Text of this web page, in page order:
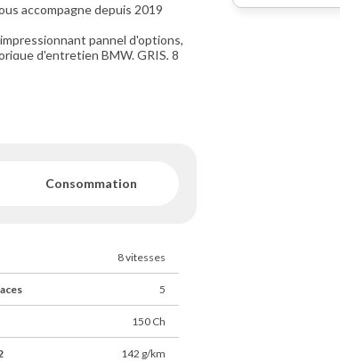
accompagne depuis 2019
pannel d'options,
d'entretien BMW. GRIS, 8
à nous contacter par
Consommation
8 vitesses
5
150 Ch
142 g/km